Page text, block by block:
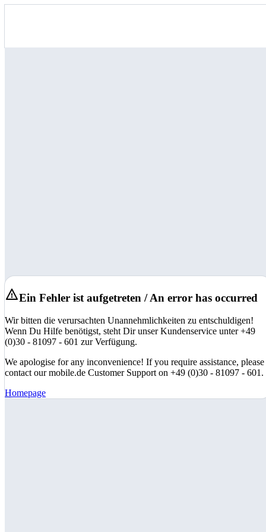
Ein Fehler ist aufgetreten / An error has occurred
Wir bitten die verursachten Unannehmlichkeiten zu entschuldigen!
Wenn Du Hilfe benötigst, steht Dir unser Kundenservice unter +49
(0)30 - 81097 - 601 zur Verfügung.
We apologise for any inconvenience! If you require assistance, please
contact our mobile.de Customer Support on +49 (0)30 - 81097 - 601.
Homepage